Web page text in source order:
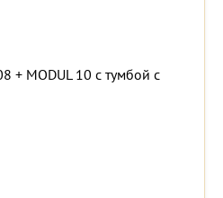
+ MODUL 10 с тумбой с